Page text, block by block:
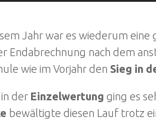
Jahr war es wiederum
Endabrechnung nach dem
wie im Vorjahr den Sieg in
der Einzelwertung ging es
bewältigte diesen Lauf trotz